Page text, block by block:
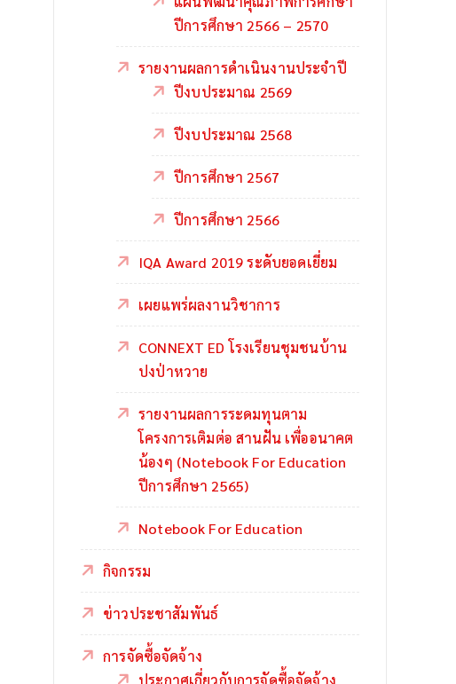
ปีการศึกษา 2566 – 2570
รายงานผลการดำเนินงานประจำปี
ปีงบประมาณ 2569
ปีงบประมาณ 2568
ปีการศึกษา 2567
ปีการศึกษา 2566
IQA Award 2019 ระดับยอดเยี่ยม
เผยแพร่ผลงานวิชาการ
CONNEXT ED โรงเรียนชุมชนบ้าน
ปงป่าหวาย
รายงานผลการระดมทุนตาม
โครงการเติมต่อ สานฝัน เพื่ออนาคต
น้องๆ (Notebook For Education
ปีการศึกษา 2565)
Notebook For Education
กิจกรรม
ข่าวประชาสัมพันธ์
การจัดซื้อจัดจ้าง
ประกาศเกี่ยวกับการจัดซื้อจัดจ้าง